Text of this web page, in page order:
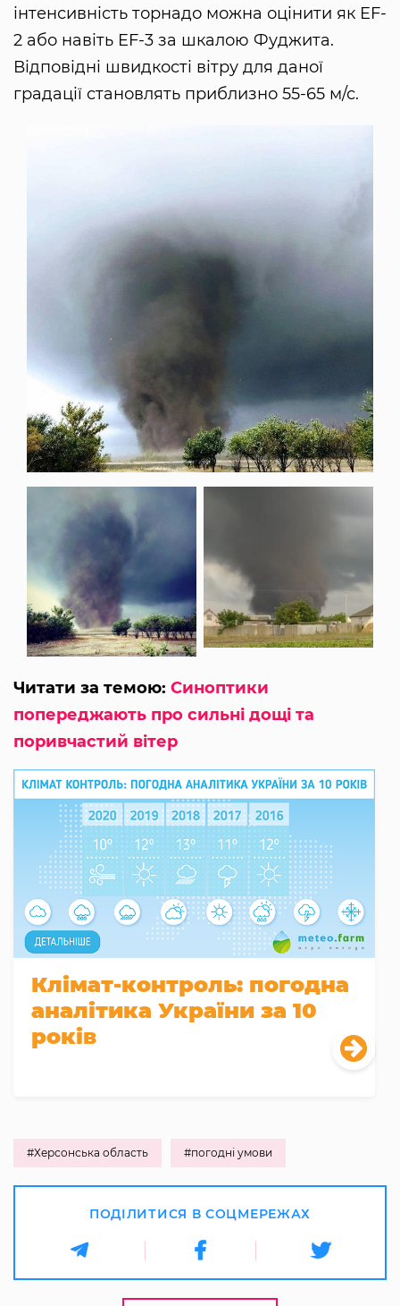
інтенсивність торнадо можна оцінити як EF-
2 або навіть EF-3 за шкалою Фуджита.
Відповідні швидкості вітру для даної
градації становлять приблизно 55-65 м/с.
Читати за темою: Синоптики
попереджають про сильні дощі та
поривчастий вітер
Клімат-контроль: погодна
аналітика України за 10
років
#Херсонська область #погодні умови
ПОДІЛИТИСЯ В СОЦМЕРЕЖАХ